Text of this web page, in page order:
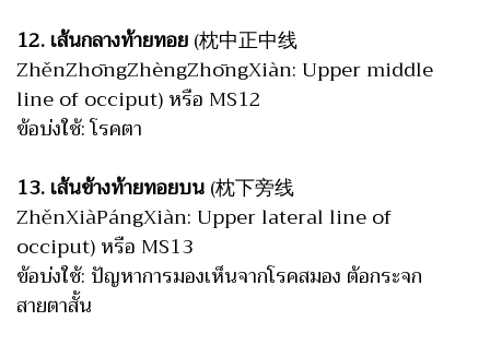
12. เส้นกลางท้ายทอย(枕中正中线
ZhěnZhōngZhèngZhōngXiàn: Upper middle
line of occiput) หรือ MS12
ข้อบ่งใช้: โรคตา
13. เส้นข้างท้ายทอยบน(枕下旁线
ZhěnXiàPángXiàn: Upper lateral line of
occiput) หรือ MS13
ข้อบ่งใช้: ปัญหาการมองเห็นจากโรคสมอง ต้อกระจก
สายตาสั้น